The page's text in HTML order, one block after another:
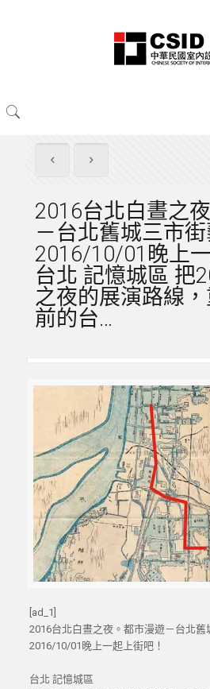
2016台北白晝之
－台北舊城三市
2016/10/01晚上
台北 記憶城區 把
之夜的展演路線
前的台…
[ad_1]
2016台北白晝之夜。都市漫遊－台北舊
2016/10/01晚上一起上街吧！
台北 記憶城區